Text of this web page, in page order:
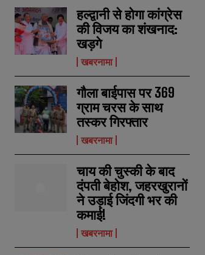
हल्द्वानी से होगा कांग्रेस
की विजय का शंखनाद:
खड़गे
खबरनामा
गौला बाईपास पर 369
ग्राम चरस के साथ
तस्कर गिरफ्तार
खबरनामा
चाय की चुस्की के बाद
दंपती बेहोश, जहरखुरानों
ने उड़ाई जिंदगी भर की
कमाई!
खबरनामा